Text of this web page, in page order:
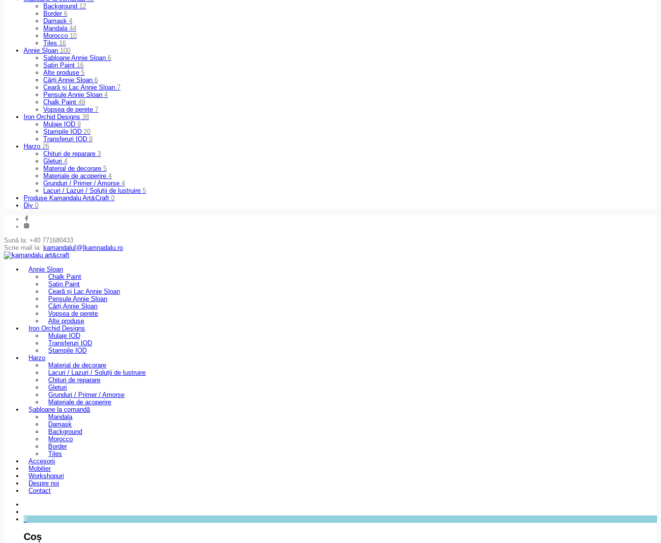
Background 12
Border 6
Damask 4
Mandala 44
Morocco 10
Tiles 16
Annie Sloan 100
Sabloane Annie Sloan 6
Satin Paint 16
Alte produse 5
Cărți Annie Sloan 6
Ceară și Lac Annie Sloan 7
Pensule Annie Sloan 4
Chalk Paint 49
Vopsea de perete 7
Iron Orchid Designs 38
Mulaje IOD 9
Ştampile IOD 20
Transferuri IOD 9
Harzo 26
Chituri de reparare 3
Gleturi 4
Material de decorare 5
Materiale de acoperire 4
Grunduri / Primer / Amorse 4
Lacuri / Lazuri / Soluții de lustruire 5
Produse Kamandalu Art&Craft 0
Diy 0
Sună la: +40 771680433
Scrie mail la: kamandalu[@]kamnadalu.ro
Annie Sloan
Chalk Paint
Satin Paint
Ceară și Lac Annie Sloan
Pensule Annie Sloan
Cărți Annie Sloan
Vopsea de perete
Alte produse
Iron Orchid Designs
Mulaje IOD
Transferuri IOD
Ştampile IOD
Harzo
Material de decorare
Lacuri / Lazuri / Soluții de lustruire
Chituri de reparare
Gleturi
Grunduri / Primer / Amorse
Materiale de acoperire
Șabloane la comandă
Mandala
Damask
Background
Morocco
Border
Tiles
Accesorii
Mobilier
Workshopuri
Despre noi
Contact
0
Coș